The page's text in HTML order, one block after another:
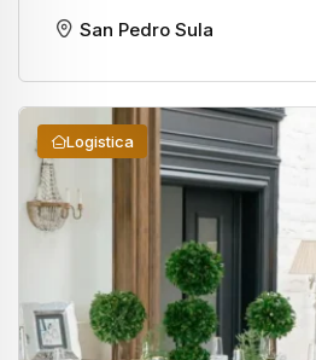
San Pedro Sula
Logistica